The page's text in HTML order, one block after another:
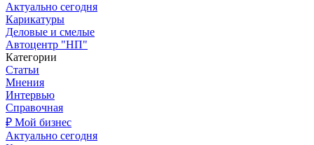
Актуально сегодня
Карикатуры
Деловые и смелые
Автоцентр "НП"
Категории
Статьи
Мнения
Интервью
Справочная
₽ Мой бизнес
Актуально сегодня